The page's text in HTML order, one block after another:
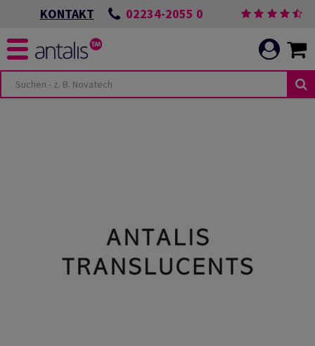
KONTAKT 02234-2055 0